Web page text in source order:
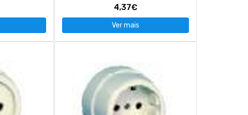
4,37€
Ver mais